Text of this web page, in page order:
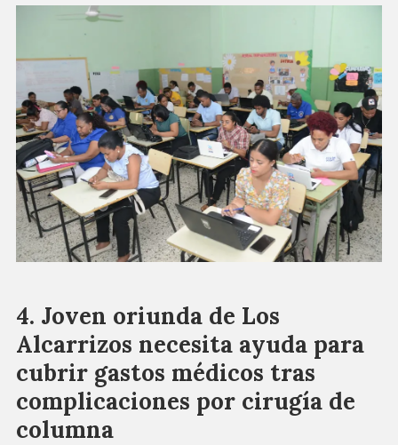
Joven oriunda de Los
Alcarrizos necesita ayuda para
cubrir gastos médicos tras
complicaciones por cirugía de
columna